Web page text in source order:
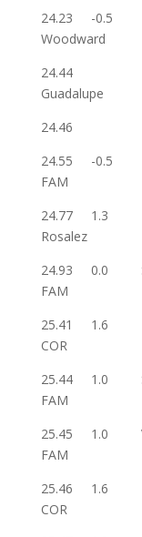
24.23 -0.5
24.44
24.46
24.55 -
FAM
24.77 1.3
24.93 0.0
FAM
25.41 1.6
COR
25.44 1.0
FAM
25.45 1.0
FAM
25.46 1.6
COR